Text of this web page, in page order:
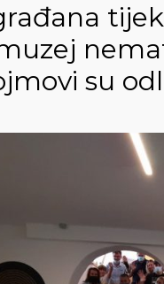
su